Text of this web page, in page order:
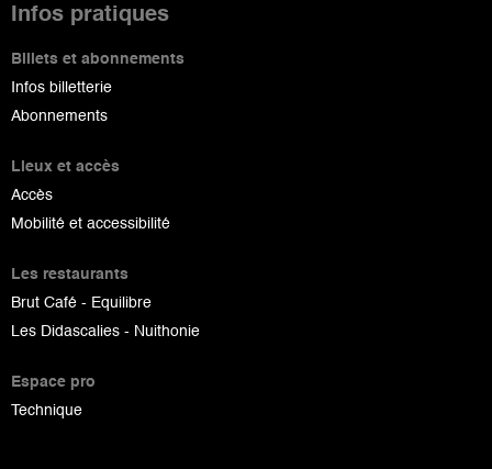
Infos pratiques
Billets et abonnements
Infos billetterie
Abonnements
Lieux et accès
Accès
Mobilité et accessibilité
Les restaurants
Brut Café - Equilibre
Les Didascalies - Nuithonie
Espace pro
Technique